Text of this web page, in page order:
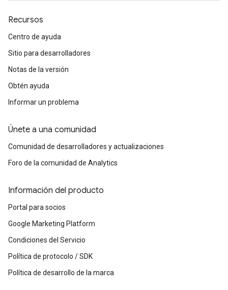
Recursos
Centro de ayuda
Sitio para desarrolladores
Notas de la versión
Obtén ayuda
Informar un problema
Únete a una comunidad
Comunidad de desarrolladores y actualizaciones
Foro de la comunidad de Analytics
Información del producto
Portal para socios
Google Marketing Platform
Condiciones del Servicio
Política de protocolo / SDK
Política de desarrollo de la marca